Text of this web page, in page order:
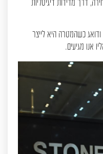
דרך מדידות דיגיטליות
כשהמטרה היא לייצר
אנו מגיעים.